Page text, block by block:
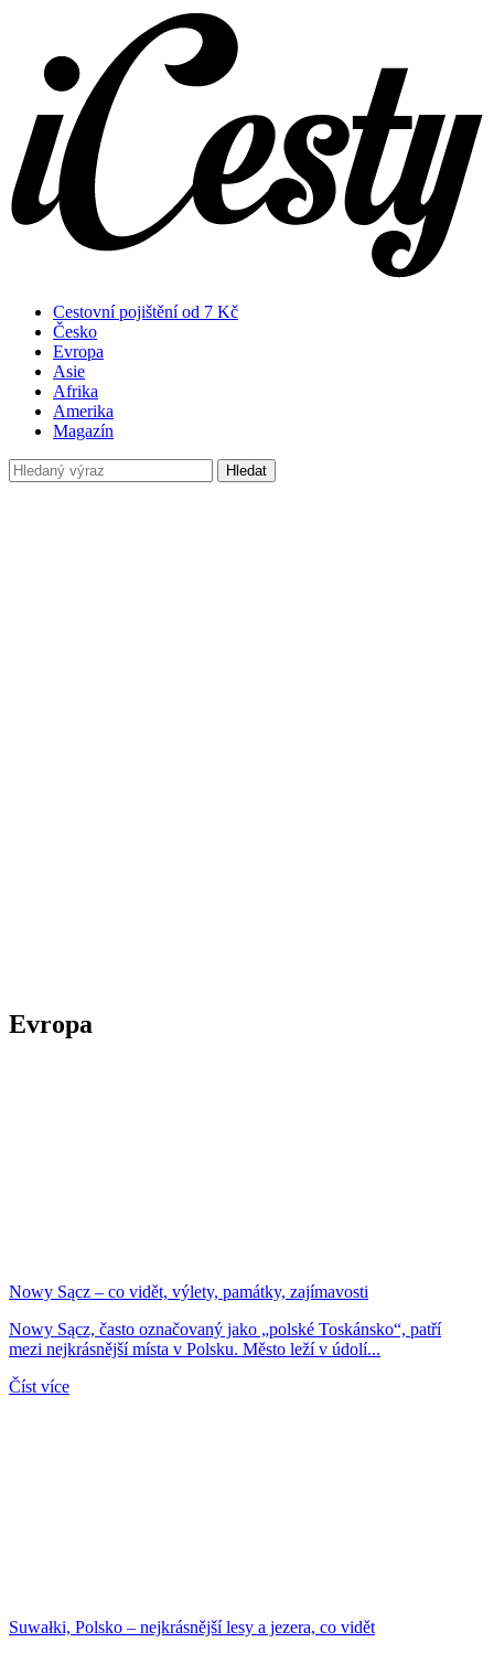
Cestovní pojištění od 7 Kč
Česko
Evropa
Asie
Afrika
Amerika
Magazín
Hledat
Evropa
Nowy Sącz – co vidět, výlety, památky, zajímavosti
Nowy Sącz, často označovaný jako „polské Toskánsko“, patří
mezi nejkrásnější místa v Polsku. Město leží v údolí...
Číst více
Suwałki, Polsko – nejkrásnější lesy a jezera, co vidět